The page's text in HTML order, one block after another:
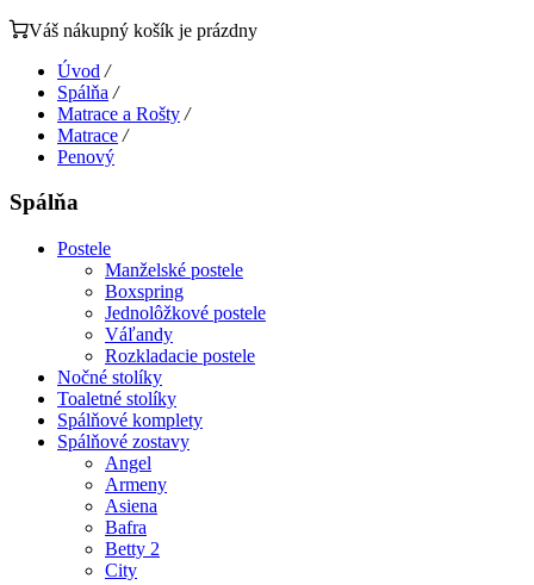
Váš nákupný košík je prázdny
Úvod /
Spálňa /
Matrace a Rošty /
Matrace /
Penový
Spálňa
Postele
Manželské postele
Boxspring
Jednolôžkové postele
Váľandy
Rozkladacie postele
Nočné stolíky
Toaletné stolíky
Spálňové komplety
Spálňové zostavy
Angel
Armeny
Asiena
Bafra
Betty 2
City